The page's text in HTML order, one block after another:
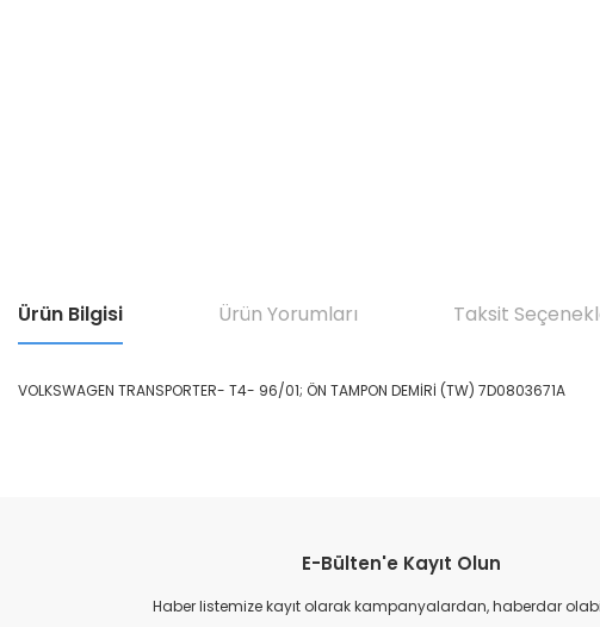
Ürün Bilgisi Ürün Yorumları Taksit
VOLKSWAGEN TRANSPORTER- T4- 96/01; ÖN TAMPON DEMİRİ (TW) 7D0803671A
Ürün resmi kalitesiz, bozuk veya görüntülenemiyor.
Ürün açıklamasında eksik bilgiler bulunuyor.
E-Bülten'e Kayıt Olun
Haber listemize kayıt olarak kampanyalardan, haberdar